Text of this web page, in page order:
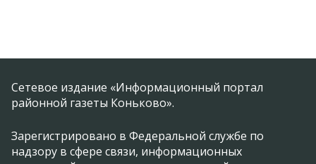
Сетевое издание «Информационный портал
районной газеты Коньково».
Зарегистрировано в Федеральной службе по
надзору в сфере связи, информационных